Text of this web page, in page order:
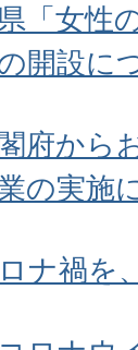
「女性
開設に
閣府か
の実施
ロナ禍